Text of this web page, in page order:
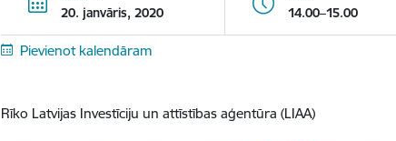
20. janvāris, 2020 14.00–15.00
Pievienot kalendāram
Rīko Latvijas Investīciju un attīstības aģentūra (LIAA)